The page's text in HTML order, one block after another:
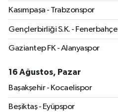
Kasımpaşa - Trabzonspor
Gençlerbirliği S.K. - Fenerbahçe
Gaziantep FK - Alanyaspor
16 Ağustos, Pazar
Başakşehir - Kocaelispor
Beşiktaş - Eyüpspor